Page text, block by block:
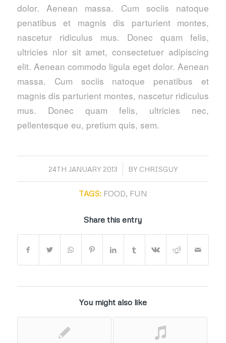
dolor. Aenean massa. Cum sociis natoque
penatibus et magnis dis parturient montes,
nascetur ridiculus mus. Donec quam felis,
ultricies nlor sit amet, consectetuer adipiscing
elit. Aenean commodo ligula eget dolor. Aenean
massa. Cum sociis natoque penatibus et
magnis dis parturient montes, nascetur ridiculus
mus. Donec quam felis, ultricies nec,
pellentesque eu, pretium quis, sem.
24TH JANUARY 2013
/ BY CHRISGUY
TAGS: FOOD FUN
Share this entry
You might also like